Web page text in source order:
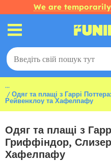
We are
...
Одяг та плащі з Гаррі
Рейвенклоу та Хафелпафу
Одяг та плащі з
Гриффіндор,
Хафелпафу